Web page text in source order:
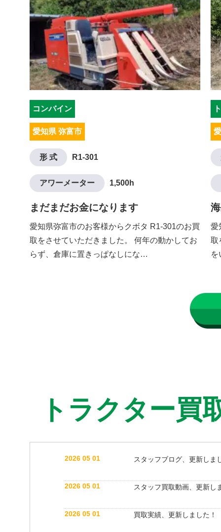
コンバイン
愛知県 弥富市
形 式 R1-301
アワーメーター 1,500h
まだまだお金になります
愛知県弥富市のお客様からクボタ R1-301のお買
取をさせていただきました。 何年の動かしてお
らず、倉庫に置きっぱなしにな…
愛
取
トラクター買
2026 05 01 スタッフブログ、更新しま
2026 05 01 スタッフ買取動画、更新し
2026 05 01 買取実績、更新しました！